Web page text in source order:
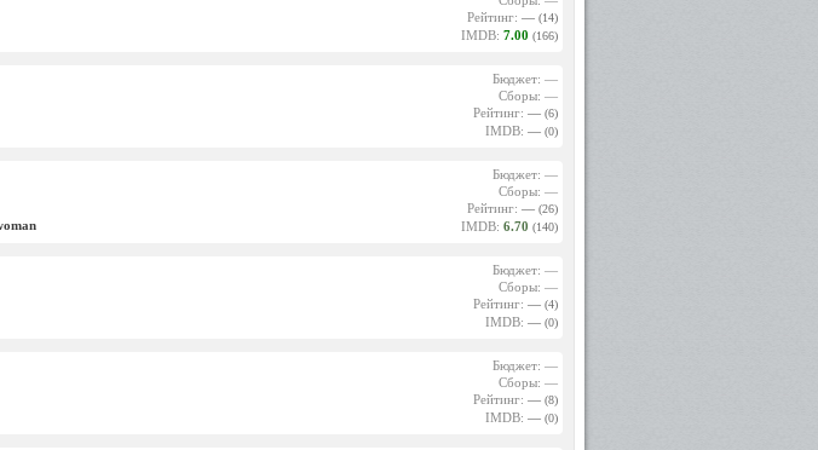
Рейтинг: — (14)
IMDB: 7.00 (166)
Бюджет: —
Сборы: —
Рейтинг: — (6)
IMDB: — (0)
Бюджет: —
Сборы: —
Рейтинг: — (26)
IMDB: 6.70 (140)
Бюджет: —
Сборы: —
Рейтинг: — (4)
IMDB: — (0)
Бюджет: —
Сборы: —
Рейтинг: — (8)
IMDB: — (0)